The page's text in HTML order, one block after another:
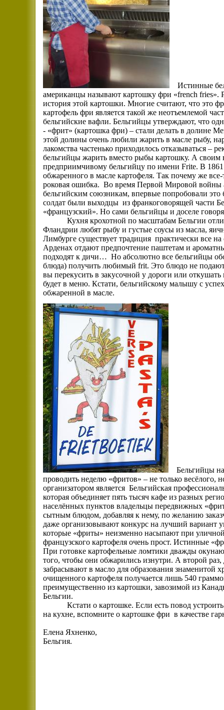
Истинные
американцы называют картошку фри «french fries».
история этой картошки. Многие считают, что это
картофель фри является такой же неотъемлемой
бельгийские вафли. Бельгийцы утверждают, что
- «фрит» (картошка фри) – стали делать в долине
этой долины очень любили жарить в масле рыбу,
лакомства частенько приходилось отказываться –
бельгийцы жарить вместо рыбы картошку. А своим
предприимчивому бельгийцу по имени Frite. В
обжаренного в масле картофеля. Так почему же все-
роковая ошибка. Во время Первой Мировой войны
бельгийским союзникам, впервые попробовали
солдат были выходцы из франкоговорящей части
«французский». Но сами бельгийцы и доселе
Кухня крохотной по масштабам Бельгии
Фландрии любят рыбу и густые соусы из масла,
Лимбурге существует традиция практически все
Арденах отдают предпочтение паштетам и
подходят к дичи… Но абсолютно все бельгийцы
блюда) получить любимый frit. Это блюдо не
вы перекусить в закусочной у дороги или
будет в меню. Кстати, бельгийскому малышу с
обжаренной в масле.
Бельгийцы
проводить неделю «фритов» – не только весёлого,
организатором является Бельгийская
которая объединяет пять тысяч кафе из разных
населённых пунктов владельцы передвижных
сытным блюдом, добавляя к нему, по желанию
даже организовывают конкурс на лучший вариант
которые «фриты» неизменно насыпают при
французского картофеля очень прост. Истинные
При готовке картофельные ломтики дважды
того, чтобы они обжарились изнутри. А второй
забрасывают в масло для образования знаменитой
очищенного картофеля получается лишь 540
преимущественно из картошки, завозимой из
Бельгии.
Кстати о картошке. Если есть повод
на кухне, вспомните о картошке фри в качестве
Елена Яхненко,
Бельгия.